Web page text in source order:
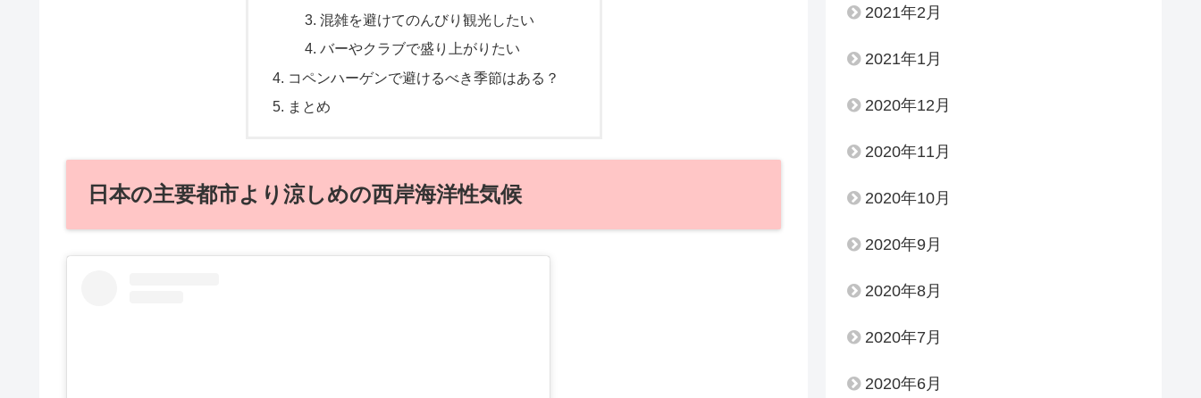
混雑を避けてのんびり観光したい
バーやクラブで盛り上がりたい
コペンハーゲンで避けるべき季節はある？
まとめ
日本の主要都市より涼しめの西岸海洋性気候
2021年2月
2021年1月
2020年12月
2020年11月
2020年10月
2020年9月
2020年8月
2020年7月
2020年6月